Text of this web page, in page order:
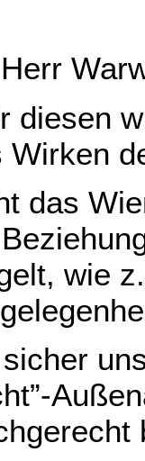
diesen
das
wie